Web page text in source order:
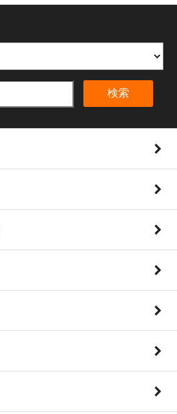
検索